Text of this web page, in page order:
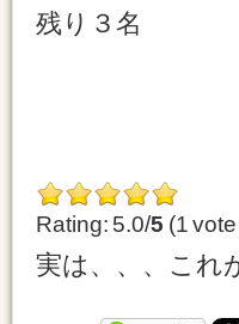
残り３名
Rating: 5.0/5 (1
実は、、、これ